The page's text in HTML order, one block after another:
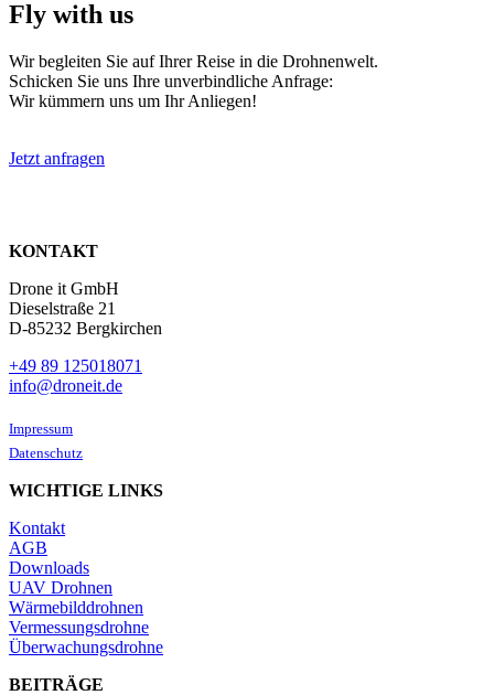
Fly with us
Wir begleiten Sie auf Ihrer Reise in die Drohnenwelt.
Schicken Sie uns Ihre unverbindliche Anfrage:
Wir kümmern uns um Ihr Anliegen!
Jetzt anfragen
KONTAKT
Drone it GmbH
Dieselstraße 21
D-85232 Bergkirchen
+49 89 125018071
info@droneit.de
Impressum
Datenschutz
WICHTIGE LINKS
Kontakt
AGB
Downloads
UAV Drohnen
Wärmebilddrohnen
Vermessungsdrohne
Überwachungsdrohne
BEITRÄGE